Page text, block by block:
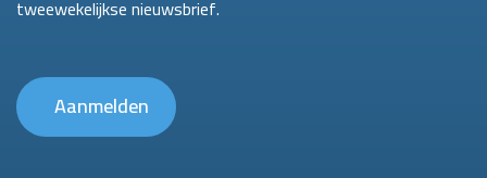
tweewekelijkse nieuwsbrief.
Aanmelden